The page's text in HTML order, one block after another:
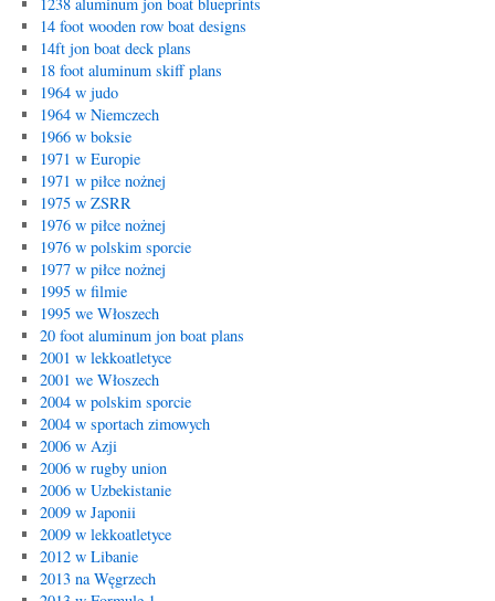
14 foot wooden row boat designs
14ft jon boat deck plans
18 foot aluminum skiff plans
1964 w judo
1964 w Niemczech
1966 w boksie
1971 w Europie
1971 w piłce nożnej
1975 w ZSRR
1976 w piłce nożnej
1976 w polskim sporcie
1977 w piłce nożnej
1995 w filmie
1995 we Włoszech
20 foot aluminum jon boat plans
2001 w lekkoatletyce
2001 we Włoszech
2004 w polskim sporcie
2004 w sportach zimowych
2006 w Azji
2006 w rugby union
2006 w Uzbekistanie
2009 w Japonii
2009 w lekkoatletyce
2012 w Libanie
2013 na Węgrzech